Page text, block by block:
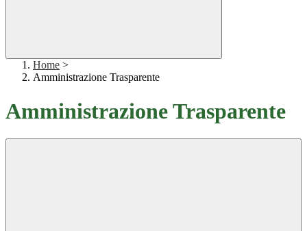
Home >
Amministrazione Trasparente
Amministrazione Trasparente